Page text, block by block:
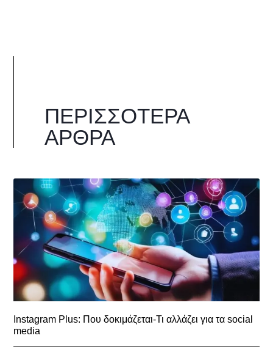
ΠΕΡΙΣΣΌΤΕΡΑ
ΆΡΘΡΑ
Instagram Plus: Που δοκιμάζεται-Τι αλλάζει για τα social
media